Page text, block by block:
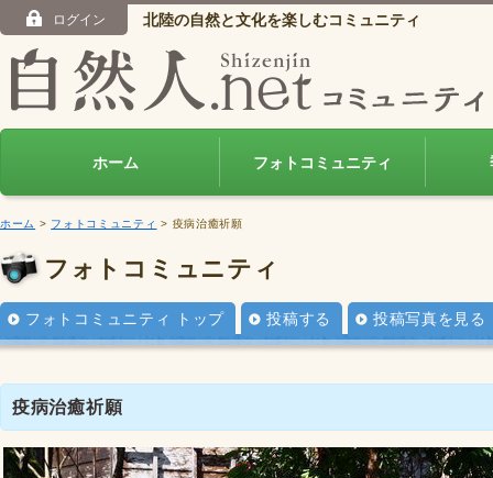
ログイン 北陸の自然と文化を楽しむコミュニティ
ホーム フォトコミュニティ
ホーム > フォトコミュニティ > 疫病治癒祈願
フォトコミュニティ
フォトコミュニティ トップ 投稿する 投稿写真を見る
疫病治癒祈願